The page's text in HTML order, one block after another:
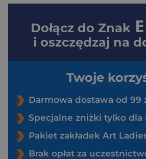
Dołącz do Znak
i oszczędzaj na
Twoje
Darmowa dostawa od 99
Specjalne zniżki tylko
Pakiet zakładek Art Ladies
Brak opłat za